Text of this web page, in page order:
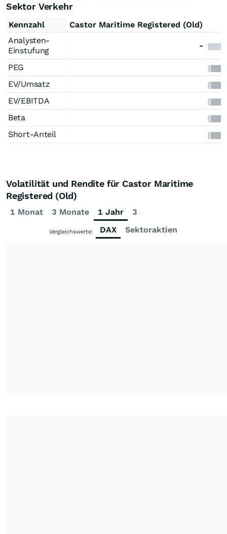
Sektor Verkehr
Kennzahl
Castor Maritime Registered (Old)
Analysten-
Einstufung
-
PEG
EV/Umsatz
EV/EBITDA
Beta
Short-Anteil
Volatilität und Rendite für Castor Maritime
Registered (Old)
1 Monat 3 Monate 1 Jahr 3 Jahre
Vergleichswerte: DAX Sektoraktien